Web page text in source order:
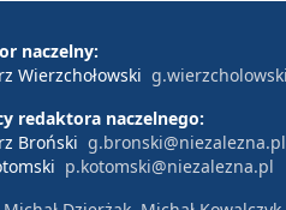
naczelny:
Wierzchołowski
redaktora naczelnego:
Broński g.bronski@niezalezna.pl
p.kotomski@niezalezna.pl